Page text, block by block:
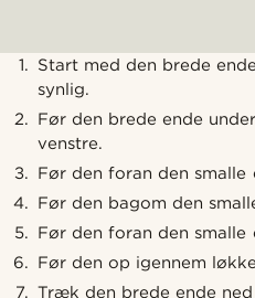
Start med den brede
synlig.
Før den brede ende
venstre.
Før den foran den smalle
Før den bagom den
Før den foran den smalle
Før den op igennem
Træk den brede ende